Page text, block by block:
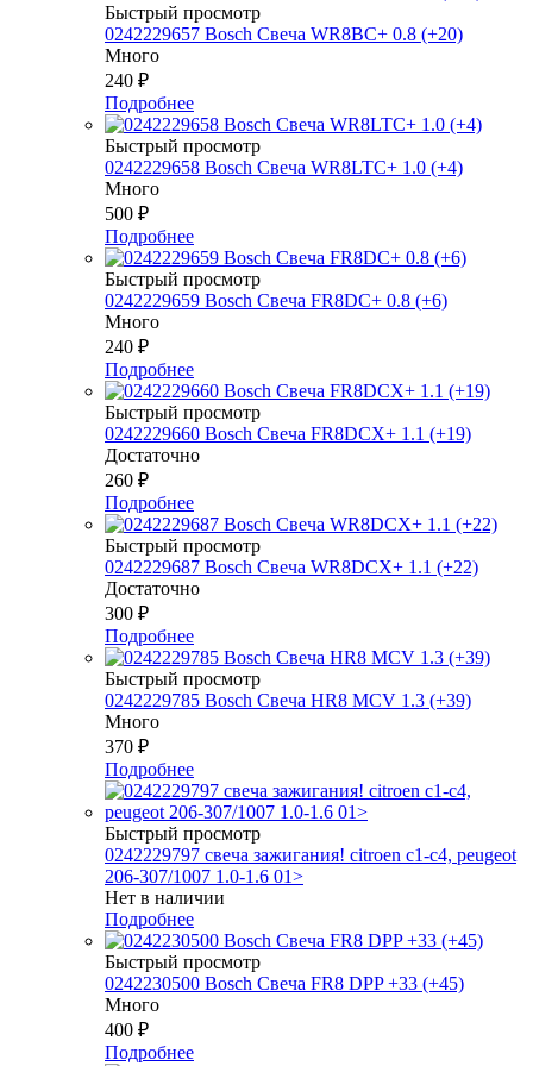
Быстрый просмотр
0242229657 Bosch Свеча WR8BC+ 0.8 (+20)
Много
240 ₽
Подробнее
Быстрый просмотр
0242229658 Bosch Свеча WR8LTC+ 1.0 (+4)
Много
500 ₽
Подробнее
Быстрый просмотр
0242229659 Bosch Свеча FR8DC+ 0.8 (+6)
Много
240 ₽
Подробнее
Быстрый просмотр
0242229660 Bosch Свеча FR8DCX+ 1.1 (+19)
Достаточно
260 ₽
Подробнее
Быстрый просмотр
0242229687 Bosch Свеча WR8DCX+ 1.1 (+22)
Достаточно
300 ₽
Подробнее
Быстрый просмотр
0242229785 Bosch Свеча HR8 MCV 1.3 (+39)
Много
370 ₽
Подробнее
Быстрый просмотр
0242229797 свеча зажигания! citroen c1-c4, peugeot
206-307/1007 1.0-1.6 01>
Нет в наличии
Подробнее
Быстрый просмотр
0242230500 Bosch Свеча FR8 DPP +33 (+45)
Много
400 ₽
Подробнее